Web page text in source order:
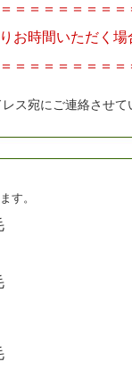
＝＝＝＝＝＝＝＝
お時間いただく場
＝＝＝＝＝＝＝＝
ス宛にご連絡させて
す。